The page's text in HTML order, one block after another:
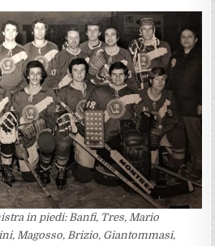
in piedi: Banfi, Tres, Mario
Magosso, Brizio, Giantommasi,